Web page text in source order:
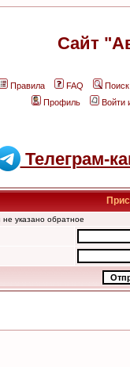
Сайт
Правила FAQ
Поиск
Профиль
Войти
Телеграм-
указано обратное